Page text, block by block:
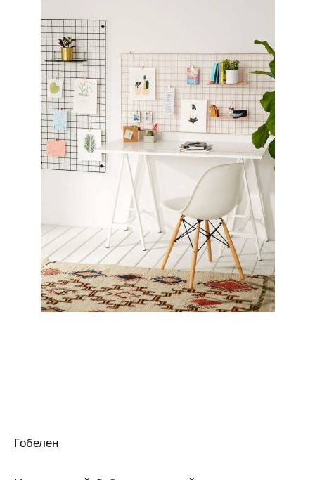
Гобелен